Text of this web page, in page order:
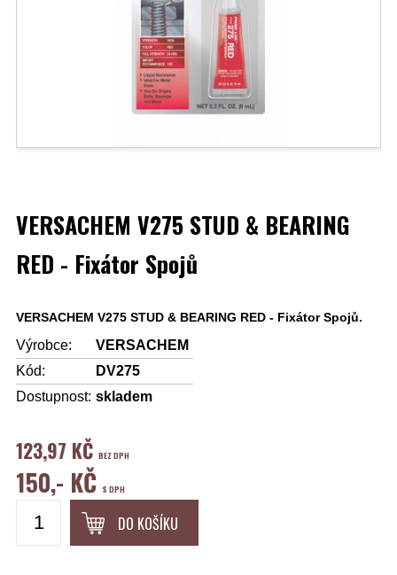
VERSACHEM V275 STUD & BEARING
RED - Fixátor Spojů
VERSACHEM V275 STUD & BEARING RED - Fixátor Spojů.
Výrobce:
VERSACHEM
Kód:
DV275
Dostupnost: skladem
123,97 KČ BEZ DPH
150,- KČ S DPH
DO KOŠÍKU